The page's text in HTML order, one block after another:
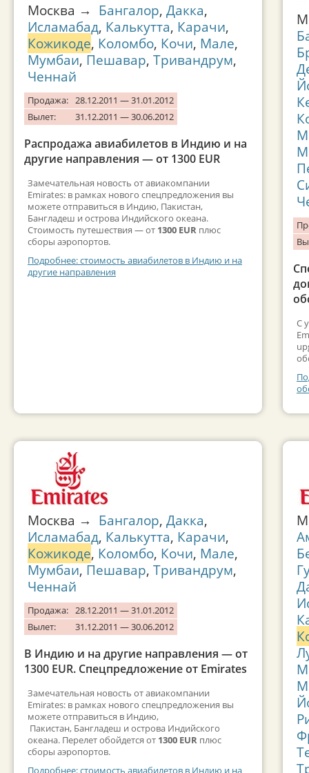
Москва → Бангалор, Дакка,
Исламабад, Калькутта, Карачи,
Кожикоде, Коломбо, Кочи, Мале,
Мумбаи, Пешавар, Тривандрум,
Ченнай
Продажа: 28.12.2011 — 31.01.2012
Вылет:
31.12.2011 — 30.06.2012
Распродажа авиабилетов в Индию и на
другие направления — от 1300 EUR
Замечательная новость от авиакомпании
Emirates: в рамках нового спецпредложения вы
можете отправиться в Индию, Пакистан,
Бангладеш и острова Индийского океана.
Стоимость путешествия — от 1300 EUR плюс
сборы аэропортов.
Подробнее: стоимость авиабилетов в Индию и на
другие направления
Москва → Бангалор, Дакка,
Исламабад, Калькутта, Карачи,
Кожикоде, Коломбо, Кочи, Мале,
Мумбаи, Пешавар, Тривандрум,
Ченнай
Продажа: 28.12.2011 — 31.01.2012
Вылет:
31.12.2011 — 30.06.2012
В Индию и на другие направления — от
1300 EUR. Спецпредложение от Emirates
Замечательная новость от авиакомпании
Emirates: в рамках нового спецпредложения вы
можете отправиться в Индию,
Пакистан, Бангладеш и острова Индийского
океана. Перелет обойдется от 1300 EUR плюс
сборы аэропортов.
Подробнее: стоимость авиабилетов в Индию и на
С